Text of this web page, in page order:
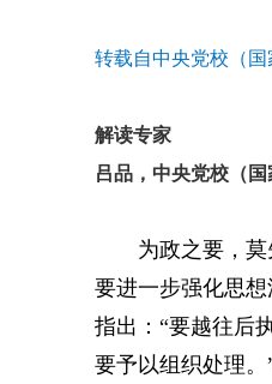
转载自中央党校（
解读专家
吕品，中央党校（
为政之要，
要进一步强化思
指出：“要越往后
要予以组织处理